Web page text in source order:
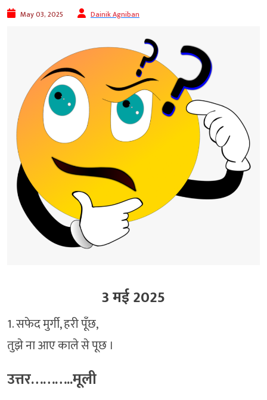
May 03, 2025 Dainik Agniban
3 मई 2025
1. सफेद मुर्गी, हरी पूँछ,
तुझे ना आए काले से पूछ ।
उत्तर………..मूली